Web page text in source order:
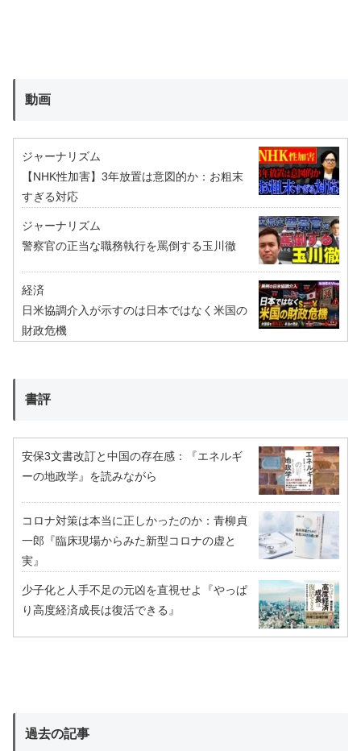
動画
ジャーナリズム
【NHK性加害】3年放置は意図的か：お粗末
すぎる対応
ジャーナリズム
警察官の正当な職務執行を罵倒する玉川徹
経済
日米協調介入が示すのは日本ではなく米国の
財政危機
書評
安保3文書改訂と中国の存在感：『エネルギ
ーの地政学』を読みながら
コロナ対策は本当に正しかったのか：青柳貞
一郎『臨床現場からみた新型コロナの虚と
実』
少子化と人手不足の元凶を直視せよ『やっぱ
り高度経済成長は復活できる』
過去の記事